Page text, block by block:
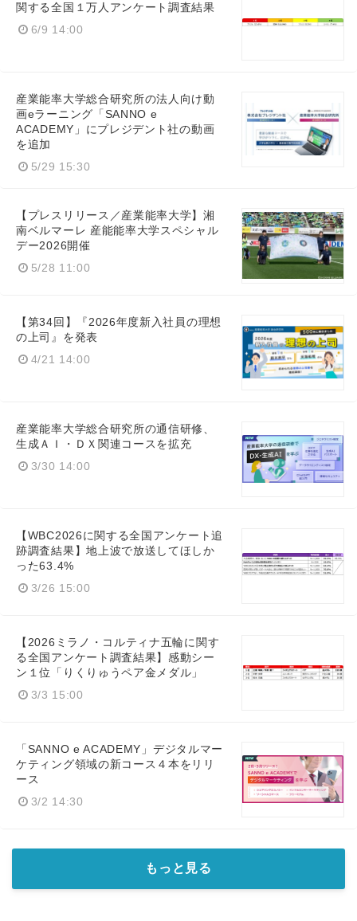
関する全国１万人アンケート調査結果
6/9 14:00
産業能率大学総合研究所の法人向け動
画eラーニング「SANNO e
ACADEMY」にプレジデント社の動画
を追加
5/29 15:30
【プレスリリース／産業能率大学】湘
南ベルマーレ 産能能率大学スペシャル
デー2026開催
5/28 11:00
【第34回】『2026年度新入社員の理想
の上司』を発表
4/21 14:00
産業能率大学総合研究所の通信研修、
生成ＡＩ・ＤＸ関連コースを拡充
3/30 14:00
【WBC2026に関する全国アンケート追
跡調査結果】地上波で放送してほしか
った63.4%
3/26 15:00
【2026ミラノ・コルティナ五輪に関す
る全国アンケート調査結果】感動シー
ン１位「りくりゅうペア金メダル」
3/3 15:00
「SANNO e ACADEMY」デジタルマー
ケティング領域の新コース４本をリリ
ース
3/2 14:30
もっと見る